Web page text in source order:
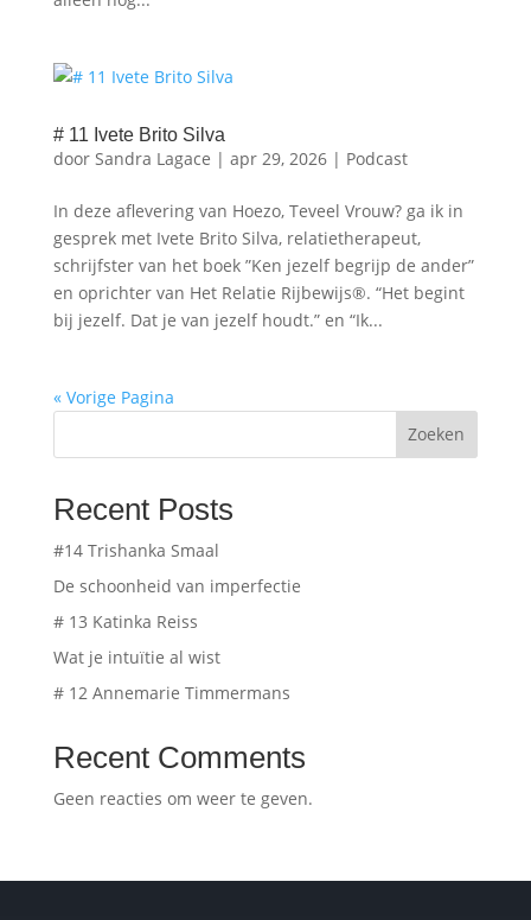
# 11 Ivete Brito Silva
door Sandra Lagace | apr 29, 2026| Podcast
In deze aflevering van Hoezo, Teveel Vrouw? ga ik in
gesprek met Ivete Brito Silva, relatietherapeut,
schrijfster van het boek ”Ken jezelf begrijp de ander”
en oprichter van Het Relatie Rijbewijs®. “Het begint
bij jezelf. Dat je van jezelf houdt.” en “Ik...
« Vorige Pagina
Zoeken
Recent Posts
#14 Trishanka Smaal
De schoonheid van imperfectie
# 13 Katinka Reiss
Wat je intuïtie al wist
# 12 Annemarie Timmermans
Recent Comments
Geen reacties om weer te geven.